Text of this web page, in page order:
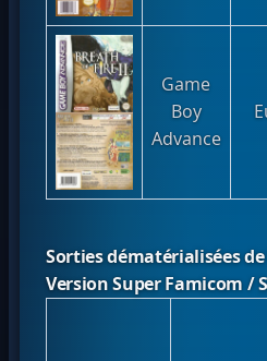
Game
Boy
Advance
Sorties dématérialisées
Version Super Famicom /